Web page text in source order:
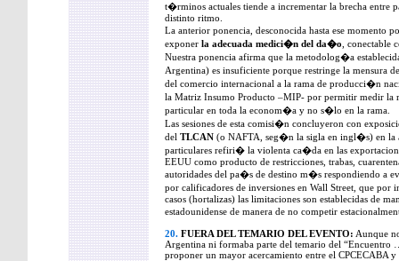
t�rminos actuales tiende a incrementar la brecha entre
distinto ritmo.
La anterior ponencia, desconocida hasta ese momento
exponer la adecuada medici�n del da�o , conectable
Nuestra ponencia afirma que la metodolog�a
Argentina) es insuficiente porque restringe la mensura
del comercio internacional a la rama de producci�n
la Matriz Insumo Producto –MIP- por permitir medir
particular en toda la econom�a y no s�lo en la rama.
Las sesiones de esta comisi�n concluyeron con
del TLCAN (o NAFTA, seg�n la sigla en ingl�s) en la
particulares refiri� la violenta ca�da en las
EEUU como producto de restricciones, trabas,
autoridades del pa�s de destino m�s respondiendo a
por calificadores de inversiones en Wall Street, que
casos (hortalizas) las limitaciones son establecidas de
estadounidense de manera de no competir
20. FUERA DEL TEMARIO DEL EVENTO: Aunque
Argentina ni formaba parte del temario del “Encuentro
proponer un mayor acercamiento entre el CPCECABA y